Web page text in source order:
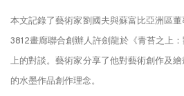
本文記錄了藝術家劉國夫與蘇富比亞洲區董
3812畫廊聯合創辦人許劍龍於《青苔之上
上的對談。藝術家分享了他對藝術創作及
的水墨作品創作理念。